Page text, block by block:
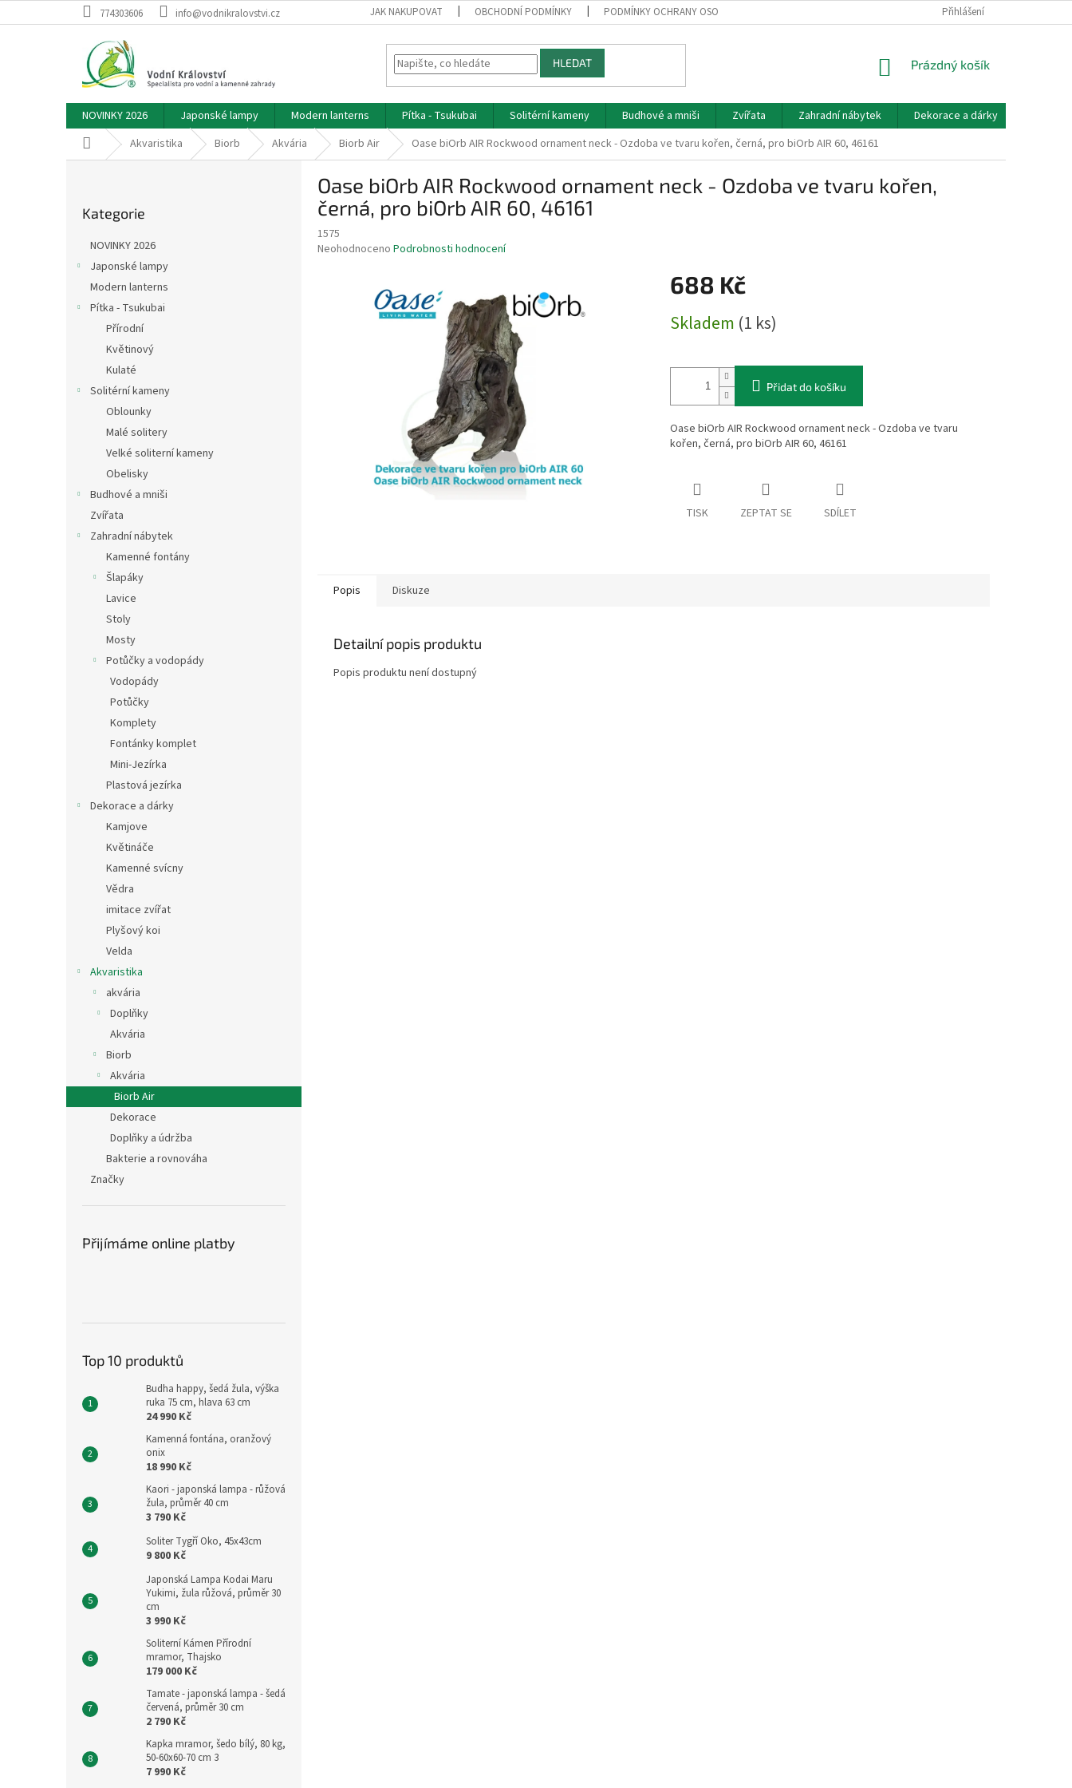
na
774303606 info@vodnikralovstvi.cz JAK NAKUPOVAT OBCHODNÍ PODMÍNKY PODMÍNKY OCHRANY OSOBNÍCH ÚDAJŮ KONTAKT, OTEVÍRACÍ DOBA
Přihlášení
HLEDAT
NÁKUPNÍ
Prázdný košík
NOVINKY 2026 Japonské lampy Modern lanterns Pítka - Tsukubai Solitérní kameny Budhové a mniši Zvířata Zahradní nábytek Dekorace a dárky
Domů Akvaristika Biorb Akvária Biorb Air Oase biOrb AIR Rockwood ornament neck - Ozdoba ve tvaru kořen, černá, pro biOrb AIR 60, 46161
kategorie
Kategorie
NOVINKY 2026
Japonské lampy
Modern lanterns
Pítka - Tsukubai
Přírodní
Květinový
Kulaté
Solitérní kameny
Oblounky
Malé solitery
Velké soliterní kameny
Obelisky
Budhové a mniši
Zvířata
Zahradní nábytek
Kamenné fontány
Šlapáky
Lavice
Stoly
Mosty
Potůčky a vodopády
Vodopády
Potůčky
Komplety
Fontánky komplet
Mini-Jezírka
Plastová jezírka
Dekorace a dárky
Kamjove
Květináče
Kamenné svícny
Vědra
imitace zvířat
Plyšový koi
Velda
Akvaristika
akvária
Doplňky
Akvária
Biorb
Akvária
Biorb Air
Dekorace
Doplňky a údržba
Bakterie a rovnováha
Značky
Přijímáme online platby
Top 10 produktů
Budha happy, šedá žula, výška
ruka 75 cm, hlava 63 cm
24 990 Kč
Kamenná fontána, oranžový
onix
18 990 Kč
Kaori - japonská lampa - růžová
žula, průměr 40 cm
3 790 Kč
Soliter Tygří Oko, 45x43cm
9 800 Kč
Japonská Lampa Kodai Maru
Yukimi, žula růžová, průměr 30
cm
3 990 Kč
Soliterní Kámen Přírodní
mramor, Thajsko
179 000 Kč
Tamate - japonská lampa - šedá
červená, průměr 30 cm
2 790 Kč
Kapka mramor, šedo bílý, 80 kg,
50-60x60-70 cm 3
7 990 Kč
Oase biOrb AIR Rockwood ornament neck - Ozdoba ve tvaru kořen,
černá, pro biOrb AIR 60, 46161
1575
Průměrné
Neohodnoceno Podrobnosti hodnocení
688 Kč
cena:
Skladem (1 ks)
Přidat do košíku
Oase biOrb AIR Rockwood ornament neck - Ozdoba ve tvaru
kořen, černá, pro biOrb AIR 60, 46161
TISK ZEPTAT SE SDÍLET
Popis Diskuze
Detailní popis produktu
Popis produktu není dostupný